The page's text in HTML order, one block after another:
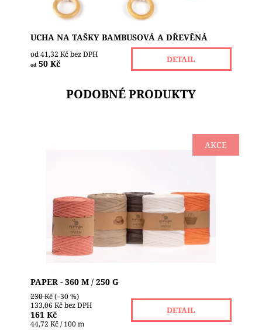
UCHA NA TAŠKY BAMBUSOVÁ A DŘEVĚNÁ
od 41,32 Kč bez DPH
od50 Kč DETAIL
PODOBNÉ PRODUKTY
AKCE
prostírání,...
Dostupnost:
Skladem 1
Značka:
POP YARN
PAPER - 360 M / 250 G
230 Kč(–30 %)
133,06 Kč bez DPH
161 Kč
44,72 Kč / 100 m
DETAIL